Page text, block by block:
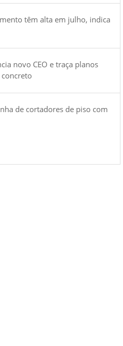
têm alta em julho, indica
novo CEO e traça planos
de cortadores de piso com